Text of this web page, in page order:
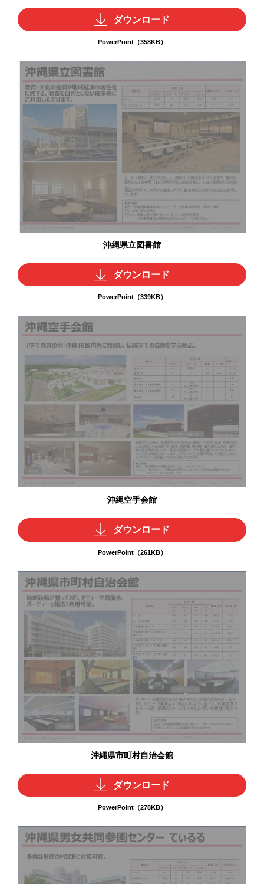
ダウンロード
PowerPoint（358KB）
沖縄県立図書館
ダウンロード
PowerPoint（339KB）
沖縄空手会館
ダウンロード
PowerPoint（261KB）
沖縄県市町村自治会館
ダウンロード
PowerPoint（278KB）